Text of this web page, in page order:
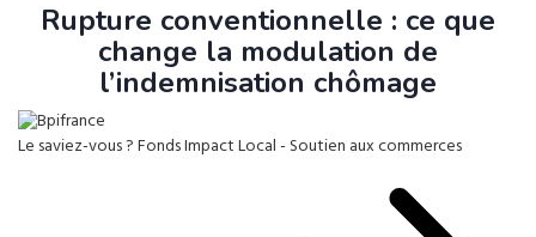
Rupture conventionnelle : ce que
change la modulation de
l’indemnisation chômage
Le saviez-vous ?Fonds Impact Local - Soutien aux commerces